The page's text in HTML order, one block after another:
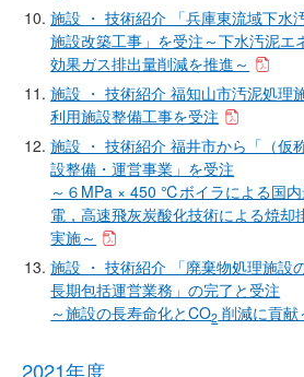
施設 ・ 技術紹介 「兵庫東流域下水
施設改築工事」を受注～下水汚泥エ
効果ガス排出量削減を推進～
施設 ・ 技術紹介 福知山市汚泥処理
利用施設整備工事を受注
施設 ・ 技術紹介 福井市から「（仮
設整備・運営事業」を受注
～６MPa × 450 ℃ボイラによる国
電，高速飛灰炭酸化技術による焼却
実施～
施設 ・ 技術紹介 「廃棄物処理施設
長期包括運営業務」の完了と受注
～施設の長寿命化とCO2 削減に貢献
2021年度